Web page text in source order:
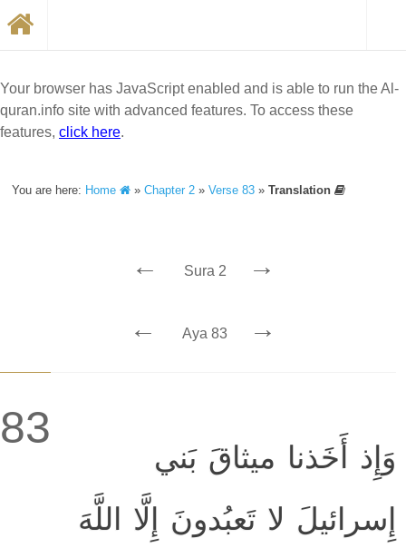
Your browser has JavaScript enabled and is able to run the Al-
quran.info site with advanced features. To access these
features, click here.
You are here: Home »Chapter 2 »Verse 83 »Translation
← Sura 2 →
← Aya 83 →
83
وَإِذ أَخَذنا ميثاقَ بَني
إِسرائيلَ لا تَعبُدونَ إِلَّا اللَّهَ